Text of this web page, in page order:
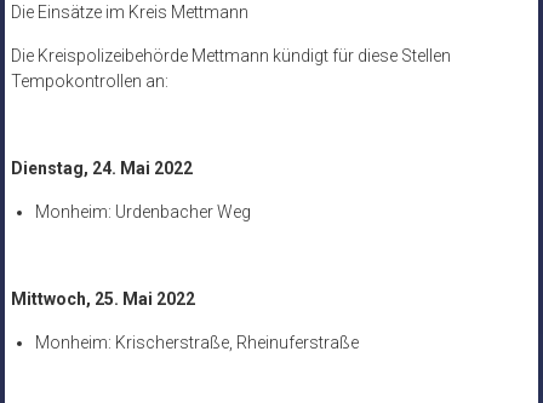
Die Einsätze im Kreis Mettmann
Die Kreispolizeibehörde Mettmann kündigt für diese Stellen
Tempokontrollen an:
Dienstag, 24. Mai 2022
Monheim: Urdenbacher Weg
Mittwoch, 25. Mai 2022
Monheim: Krischerstraße, Rheinuferstraße